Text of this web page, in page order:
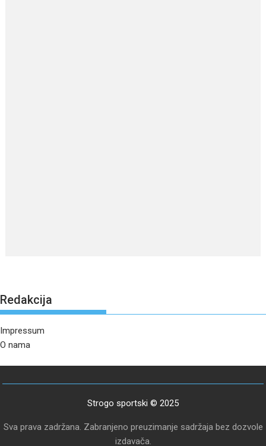
Redakcija
Impressum
O nama
Strogo sportski © 2025
Sva prava zadržana. Zabranjeno preuzimanje sadržaja bez dozvole
izdavača.